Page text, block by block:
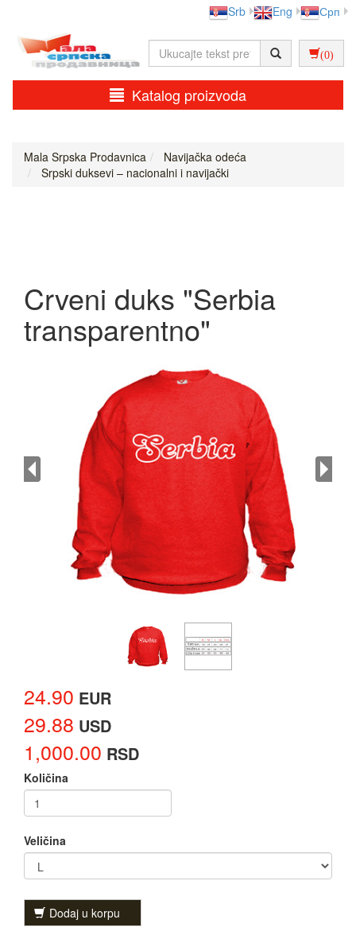
Srb Eng Срп
(0)
Katalog proizvoda
Mala Srpska Prodavnica
Navijačka odeća
Srpski duksevi – nacionalni i navijački
Crveni duks "Serbia
transparentno"
24.90 EUR
29.88 USD
1,000.00 RSD
Količina
Veličina
Dodaj u korpu